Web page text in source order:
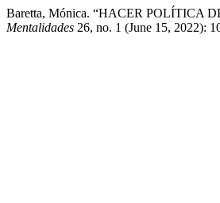
Baretta, Mónica. “HACER POLÍTICA
Mentalidades 26, no. 1 (June 15, 2022):